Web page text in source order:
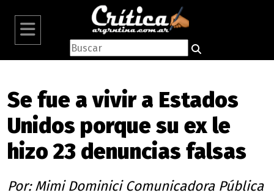
Se fue a vivir a Estados
Unidos porque su ex le
hizo 23 denuncias falsas
Por: Mimi Dominici Comunicadora Pública